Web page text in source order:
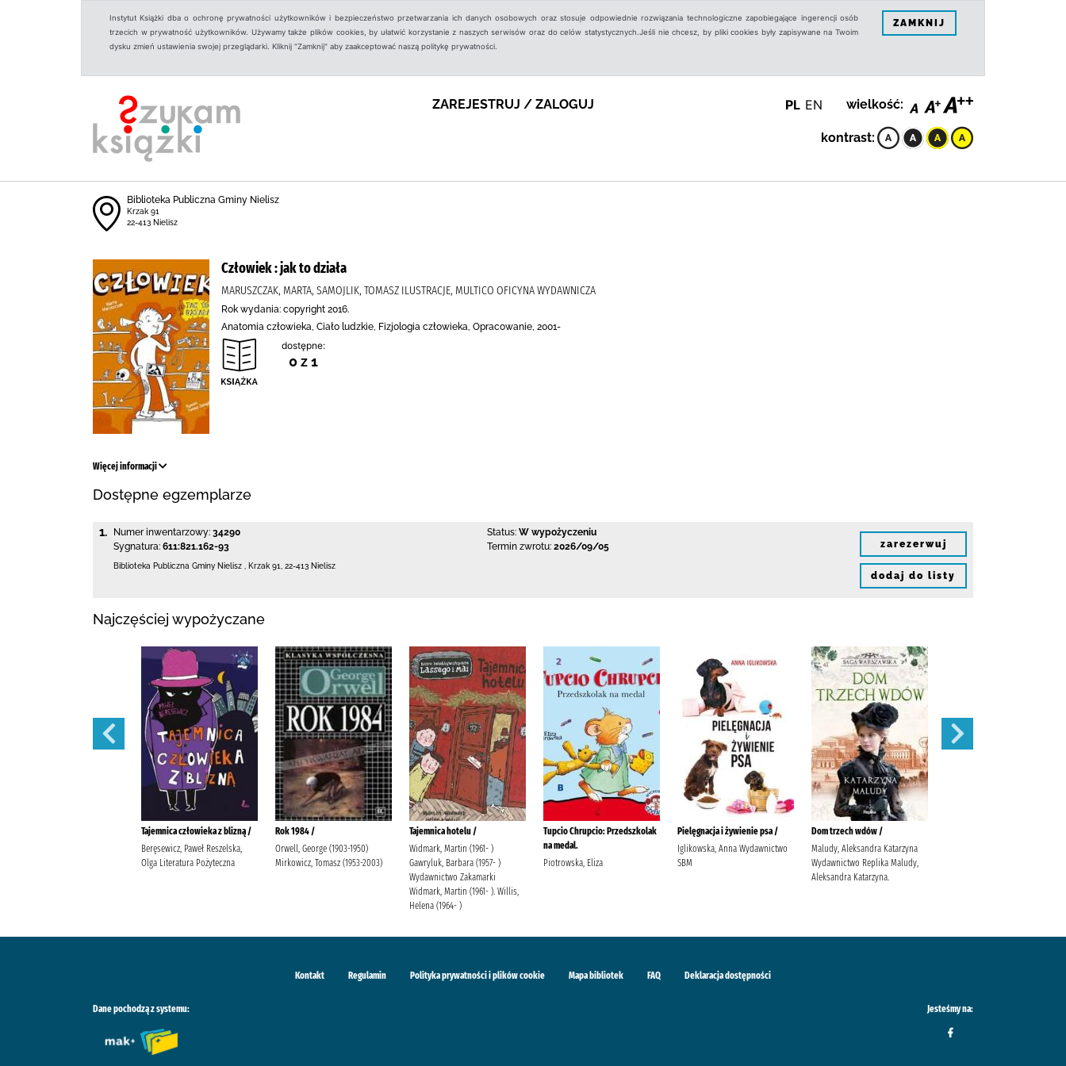
Instytut Książki dba o ochronę prywatności użytkowników i bezpieczeństwo przetwarzania ich danych osobowych oraz stosuje odpowiednie rozwiązania technologiczne zapobiegające ingerencji osób
trzecich w prywatność użytkowników. Używamy także plików cookies, by ułatwić korzystanie z naszych serwisów oraz do celów statystycznych.Jeśli nie chcesz, by pliki cookies były zapisywane na Twoim
dysku zmień ustawienia swojej przeglądarki. Kliknij "Zamknij" aby zaakceptować naszą politykę prywatności.
ZAMKNIJ
ZAREJESTRUJ / ZALOGUJ PL EN wielkość:
kontrast:
Biblioteka Publiczna Gminy Nielisz
Krzak 91
22-413 Nielisz
Człowiek : jak to działa
MARUSZCZAK, MARTA, SAMOJLIK, TOMASZ ILUSTRACJE, MULTICO OFICYNA WYDAWNICZA
Rok wydania: copyright 2016.
Anatomia człowieka, Ciało ludzkie, Fizjologia człowieka, Opracowanie, 2001-
dostępne:
0 z 1
Więcej informacji
Dostępne egzemplarze
1. Numer inwentarzowy: 34290
Sygnatura: 611:821.162-93
Status: W wypożyczeniu
Termin zwrotu: 2026/09/05
Biblioteka Publiczna Gminy Nielisz Krzak 91 22-413 Nielisz
zarezerwuj
dodaj do listy
Najczęściej wypożyczane
Tajemnica człowieka z blizną /
Beręsewicz, Paweł Reszelska,
Olga Literatura Pożyteczna
Rok 1984 /
Orwell, George (1903-1950)
Mirkowicz, Tomasz (1953-2003)
Tajemnica hotelu /
Widmark, Martin (1961- )
Gawryluk, Barbara (1957- )
Wydawnictwo Zakamarki
Widmark, Martin (1961- ). Willis,
Helena (1964- )
Tupcio Chrupcio: Przedszkolak
na medal.
Piotrowska, Eliza
Pielęgnacja i żywienie psa /
Iglikowska, Anna Wydawnictwo
SBM
Dom trzech wdów /
Maludy, Aleksandra Katarzyna
Wydawnictwo Replika Maludy,
Aleksandra Katarzyna.
Kontakt Regulamin Polityka prywatności i plików cookie Mapa bibliotek FAQ Deklaracja dostępności
Dane pochodzą z systemu: Jesteśmy na: